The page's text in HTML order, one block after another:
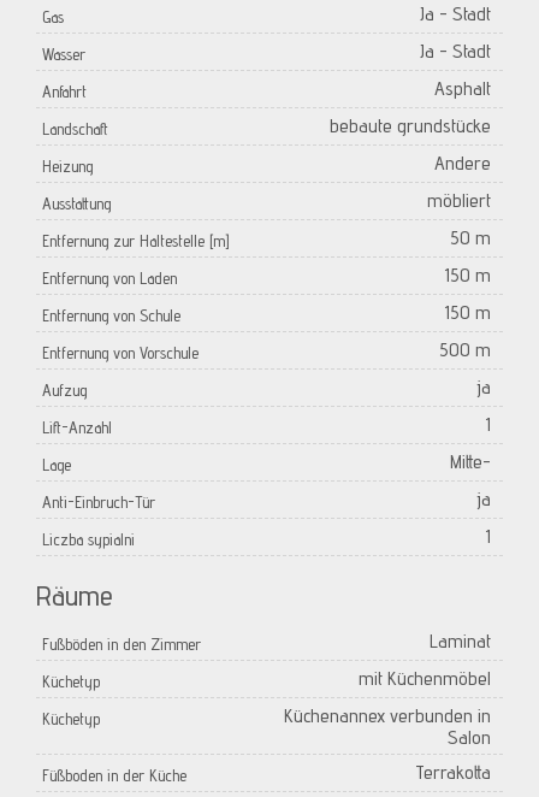
Gas Ja - Stadt
Wasser Ja - Stadt
Anfahrt Asphalt
Landschaft bebaute grundstücke
Heizung Andere
Ausstattung möbliert
Entfernung zur Haltestelle [m] 50 m
Entfernung von Laden 150 m
Entfernung von Schule 150 m
Entfernung von Vorschule 500 m
Aufzug ja
Lift-Anzahl 1
Lage Mitte-
Anti-Einbruch-Tür ja
Liczba sypialni 1
Räume
Fußböden in den Zimmer Laminat
Küchetyp mit Küchenmöbel
Küchetyp
Küchenannex verbunden in
Salon
Füßboden in der Küche Terrakotta